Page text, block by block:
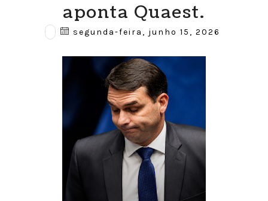
aponta Quaest.
segunda-feira, junho 15, 2026